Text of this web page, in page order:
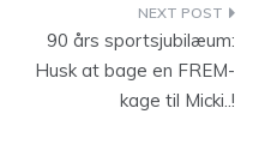
90 års sportsjubilæum:
Husk at bage en FREM-
kage til Micki..!